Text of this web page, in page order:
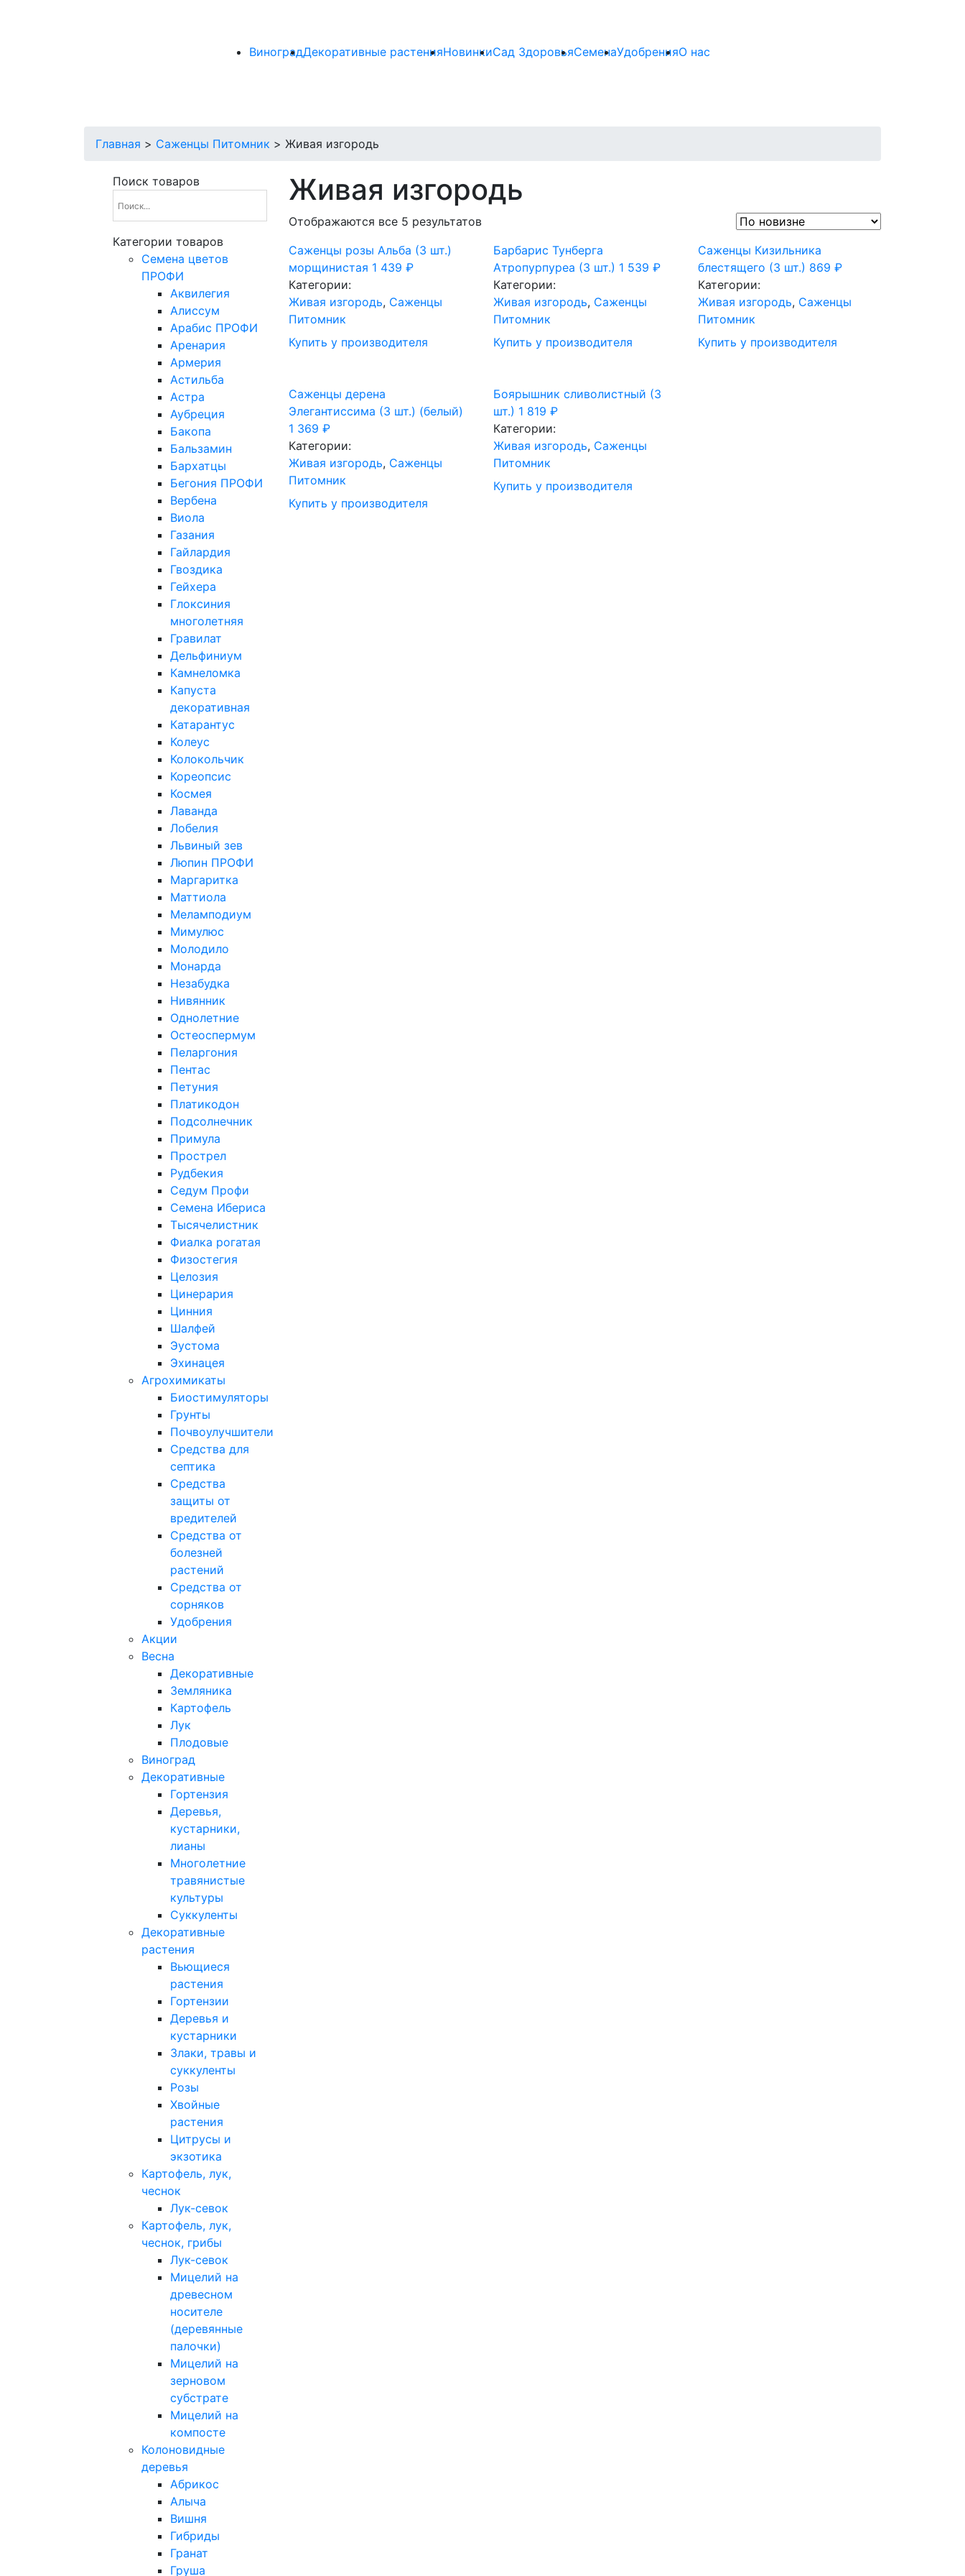
ВиноградДекоративные растенияНовинкиСад ЗдоровьяСеменаУдобренияО нас
Главная > Саженцы Питомник > Живая изгородь
Поиск товаров
Категории товаров
Cемена цветов
ПРОФИ
Аквилегия
Алиссум
Арабис ПРОФИ
Аренария
Армерия
Астильба
Астра
Аубреция
Бакопа
Бальзамин
Бархатцы
Бегония ПРОФИ
Вербена
Виола
Газания
Гайлардия
Гвоздика
Гейхера
Глоксиния
многолетняя
Гравилат
Дельфиниум
Камнеломка
Капуста
декоративная
Катарантус
Колеус
Колокольчик
Кореопсис
Космея
Лаванда
Лобелия
Львиный зев
Люпин ПРОФИ
Маргаритка
Маттиола
Меламподиум
Мимулюс
Молодило
Монарда
Незабудка
Нивянник
Однолетние
Остеоспермум
Пеларгония
Пентас
Петуния
Платикодон
Подсолнечник
Примула
Прострел
Рудбекия
Седум Профи
Семена Ибериса
Тысячелистник
Фиалка рогатая
Физостегия
Целозия
Цинерария
Цинния
Шалфей
Эустома
Эхинацея
Агрохимикаты
Биостимуляторы
Грунты
Почвоулучшители
Средства для
септика
Средства
защиты от
вредителей
Средства от
болезней
растений
Средства от
сорняков
Удобрения
Акции
Весна
Декоративные
Земляника
Картофель
Лук
Плодовые
Виноград
Декоративные
Гортензия
Деревья,
кустарники,
лианы
Многолетние
травянистые
культуры
Суккуленты
Декоративные
растения
Вьющиеся
растения
Гортензии
Деревья и
кустарники
Злаки, травы и
суккуленты
Розы
Хвойные
растения
Цитрусы и
экзотика
Картофель, лук,
чеснок
Лук-севок
Картофель, лук,
чеснок, грибы
Лук-севок
Мицелий на
древесном
носителе
(деревянные
палочки)
Мицелий на
зерновом
субстрате
Мицелий на
компосте
Колоновидные
деревья
Абрикос
Алыча
Вишня
Гибриды
Гранат
Груша
Живая изгородь
Отображаются все 5 результатов
Саженцы розы Альба (3 шт.)
морщинистая 1 439 ₽
Категории:
Живая изгородь, Саженцы
Питомник
Купить у производителя
Барбарис Тунберга
Атропурпуреа (3 шт.) 1 539₽
Категории:
Живая изгородь, Саженцы
Питомник
Купить у производителя
Саженцы Кизильника
блестящего (3 шт.) 869₽
Категории:
Живая изгородь, Саженцы
Питомник
Купить у производителя
Саженцы дерена
Элегантиссима (3 шт.) (белый)
1 369 ₽
Категории:
Живая изгородь, Саженцы
Питомник
Купить у производителя
Боярышник сливолистный (3
шт.) 1 819₽
Категории:
Живая изгородь, Саженцы
Питомник
Купить у производителя